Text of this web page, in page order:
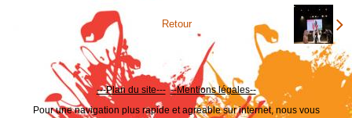
Retour
---Plan du site--- --Mentions légales--
Pour une navigation plus rapide et agréable sur internet, nous vous